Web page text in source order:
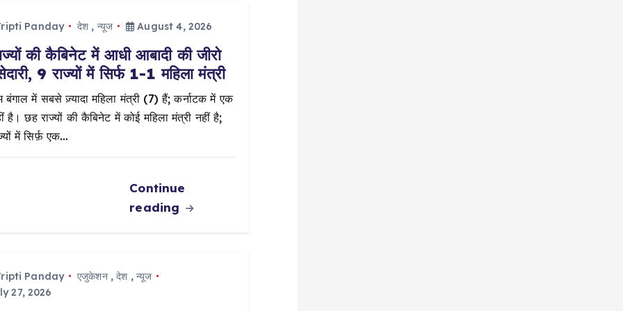
Panday देश , न्यूज August 4, 2026
की कैबिनेट में आधी आबादी की जीरो
9 राज्यों में सिर्फ 1-1 महिला मंत्री
बंगाल में सबसे ज़्यादा महिला मंत्री (7) हैं; कर्नाटक में एक
है। छह राज्यों की कैबिनेट में कोई महिला मंत्री नहीं है;
में सिर्फ़ एक…
Continue
reading
Panday एजुकेशन,देश ,न्यूज
27, 2026